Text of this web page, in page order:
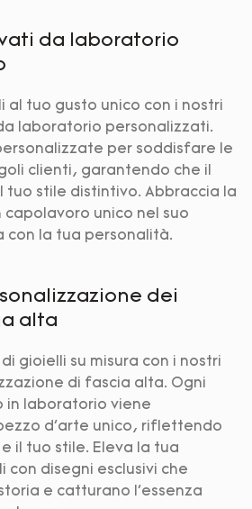
​​da laboratorio
al tuo gusto unico con i nostri
laboratorio personalizzati.
per soddisfare le
clienti, garantendo che il
stile distintivo. Abbraccia la
capolavoro unico nel suo
con la tua personalità.
dei
alta
gioielli su misura con i nostri
di fascia alta. Ogni
in laboratorio viene
d'arte unico, riflettendo
il tuo stile. Eleva la tua
con disegni esclusivi che
e catturano l'essenza